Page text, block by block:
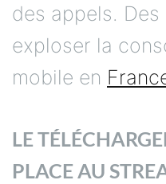
des appels.
exploser la
mobile en
LE
PLACE AU